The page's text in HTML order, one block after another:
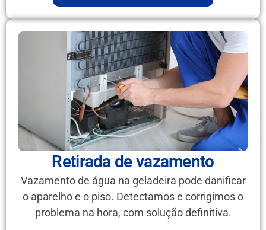
Retirada de vazamento
Vazamento de água na geladeira pode danificar
o aparelho e o piso. Detectamos e corrigimos o
problema na hora, com solução definitiva.